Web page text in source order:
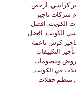
كراسي ارخص
شركات تاجير
الكويت افضل
الكويت افضل
كوش ناعمة
التكييفات
وخصومات
في الكويت
منظم حفلات